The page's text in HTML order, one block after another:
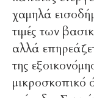
χαμηλά
τιμές των
αλλά
της
μικροσκοπικό